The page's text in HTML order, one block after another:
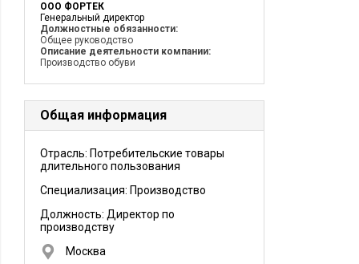
ООО ФОРТЕК
Генеральный директор
Должностные обязанности:
Общее руководство
Описание деятельности компании:
Производство обуви
Общая информация
Отрасль: Потребительские товары
длительного пользования
Специализация: Производство
Должность: Директор по
производству
Москва